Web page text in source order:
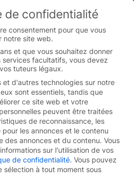
on the French website.
version.
de confidentialité
consentement pour que vous
notre site web.
et que vous souhaitez donner
facultatifs, vous devez
tuteurs légaux.
et d'autres technologies sur notre
sont essentiels, tandis que
ce site web et votre
peuvent être traitées
de reconnaissance, les
les annonces et le contenu
des annonces et du contenu. Vous
sur l'utilisation de vos
de confidentialité. Vous pouvez
sélection à tout moment sous